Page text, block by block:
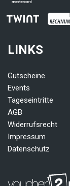
LINKS
Gutscheine
Events
Tageseintritte
AGB
Widerrufsrecht
Impressum
Datenschutz